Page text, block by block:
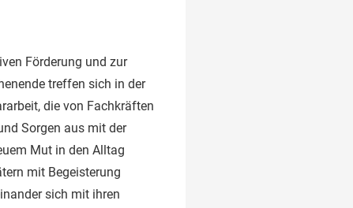
Förderung und zur
treffen sich in der
die von Fachkräften
Sorgen aus mit der
Mut in den Alltag
mit Begeisterung
sich mit ihren